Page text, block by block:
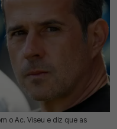
o Ac. Viseu e diz que as